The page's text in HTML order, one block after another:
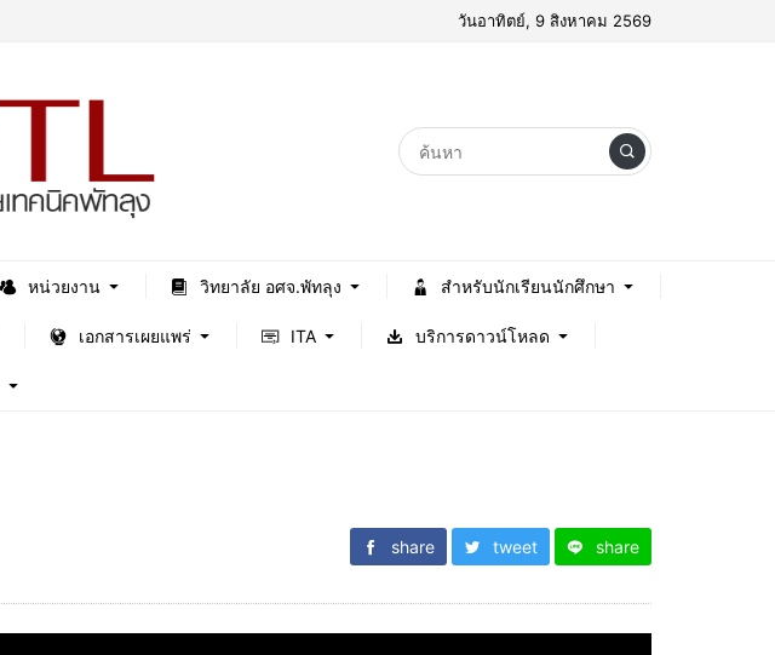
วันอาทิตย์, 9 สิงหาคม 2569
หน่วยงาน วิทยาลัย อศจ.พัทลุง สำหรับนักเรียนนักศึกษา
เอกสารเผยแพร่ ITA บริการดาวน์โหลด
share tweet share